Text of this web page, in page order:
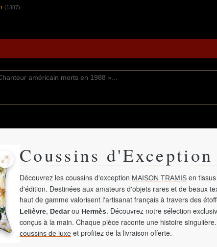
(1387)
Coussins d'Exception
Découvrez les coussins d'exception MAISON TRAMIS en
d'édition. Destinées aux amateurs d'objets rares et de beaux
haut de gamme valorisent l'artisanat français à travers des
Lelièvre, Dedarou Hermès. Découvrez notre sélection
conçus à la main. Chaque pièce raconte une histoire
coussins de luxe et profitez de la livraison offerte.